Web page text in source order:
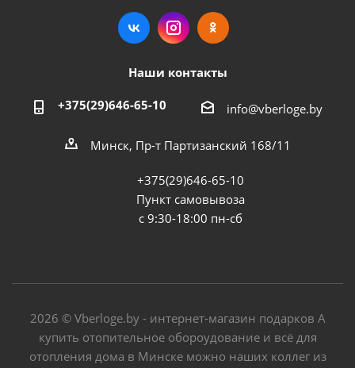
Наши контакты
+375(29)646-65-10 info@vberloge.by
Минск, Пр-т Партизанский 168/11
+375(29)646-65-10
Пункт самовывоза
с 9:30-18:00 пн-сб
2026 © Vberloge.by - интернет-магазин подарков А
купить отопительное обороудование и всё для
отопления дома в Минске можно наших коллег из